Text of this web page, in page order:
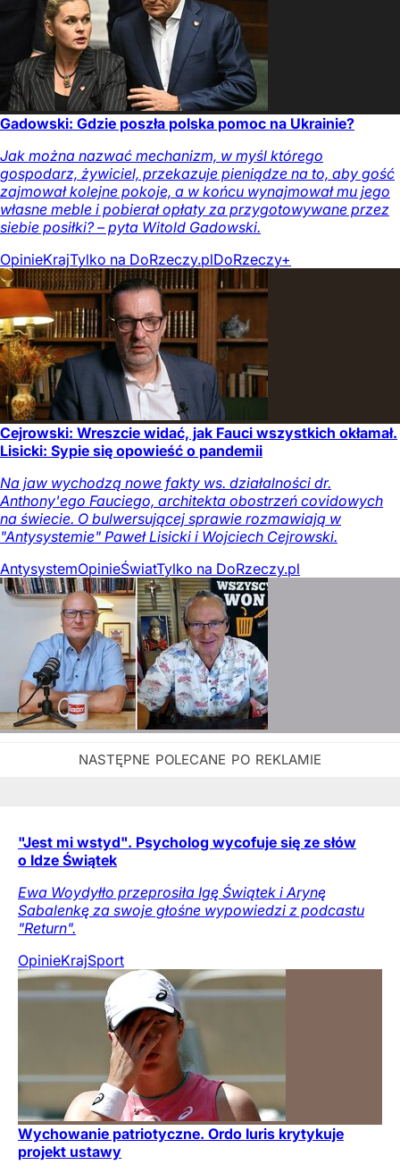
Gadowski: Gdzie poszła polska pomoc na Ukrainie?
Jak można nazwać mechanizm, w myśl którego
gospodarz, żywiciel, przekazuje pieniądze na to, aby gość
zajmował kolejne pokoje, a w końcu wynajmował mu jego
własne meble i pobierał opłaty za przygotowywane przez
siebie posiłki? – pyta Witold Gadowski.
OpinieKrajTylko na DoRzeczy.plDoRzeczy+
Cejrowski: Wreszcie widać, jak Fauci wszystkich okłamał.
Lisicki: Sypie się opowieść o pandemii
Na jaw wychodzą nowe fakty ws. działalności dr.
Anthony'ego Fauciego, architekta obostrzeń covidowych
na świecie. O bulwersującej sprawie rozmawiają w
"Antysystemie" Paweł Lisicki i Wojciech Cejrowski.
AntysystemOpinieŚwiatTylko na DoRzeczy.pl
"Jest mi wstyd". Psycholog wycofuje się ze słów
o Idze Świątek
Ewa Woydyłło przeprosiła Igę Świątek i Arynę
Sabalenkę za swoje głośne wypowiedzi z podcastu
"Return".
OpinieKrajSport
Wychowanie patriotyczne. Ordo Iuris krytykuje
projekt ustawy